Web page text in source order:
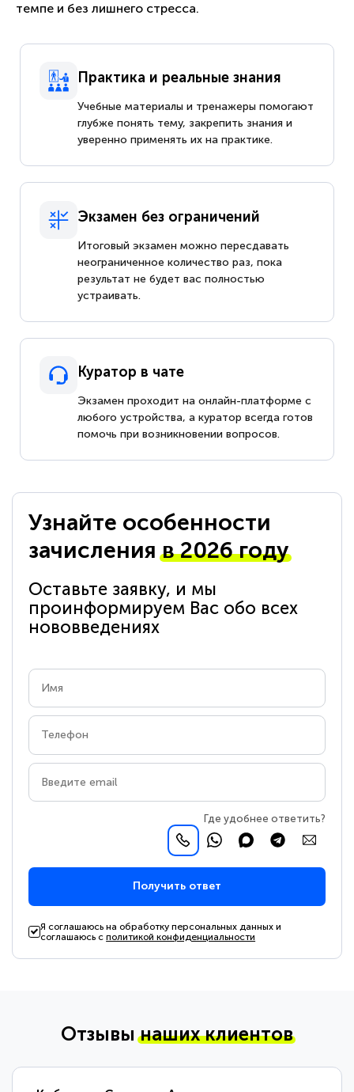
темпе и без лишнего стресса.
Практика и реальные знания
Учебные материалы и тренажеры помогают
глубже понять тему, закрепить знания и
уверенно применять их на практике.
Экзамен без ограничений
Итоговый экзамен можно пересдавать
неограниченное количество раз, пока
результат не будет вас полностью
устраивать.
Куратор в чате
Экзамен проходит на онлайн-платформе с
любого устройства, а куратор всегда готов
помочь при возникновении вопросов.
Узнайте особенности
зачисленияв 2026 году
Оставьте заявку, и мы
проинформируем Вас обо всех
нововведениях
Где удобнее ответить?
Получить ответ
Я соглашаюсь на обработку персональных данных и
соглашаюсь сполитикой конфиденциальности
Отзывынаших клиентов